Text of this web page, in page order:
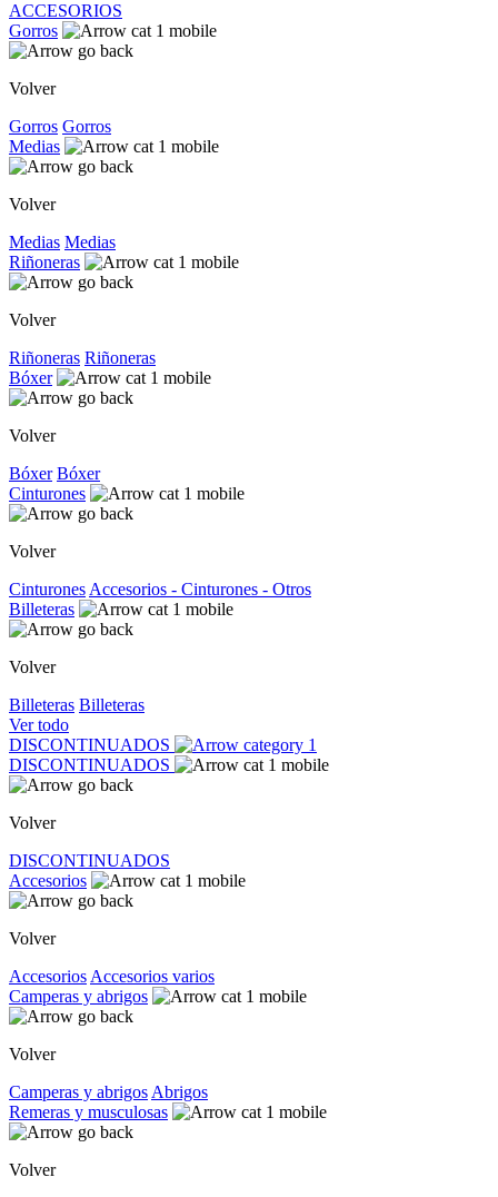
ACCESORIOS
Gorros
Volver
Gorros Gorros
Medias
Volver
Medias Medias
Riñoneras
Volver
Riñoneras Riñoneras
Bóxer
Volver
Bóxer Bóxer
Cinturones
Volver
Cinturones Accesorios - Cinturones - Otros
Billeteras
Volver
Billeteras Billeteras
Ver todo
DISCONTINUADOS
DISCONTINUADOS
Volver
DISCONTINUADOS
Accesorios
Volver
Accesorios Accesorios varios
Camperas y abrigos
Volver
Camperas y abrigos Abrigos
Remeras y musculosas
Volver